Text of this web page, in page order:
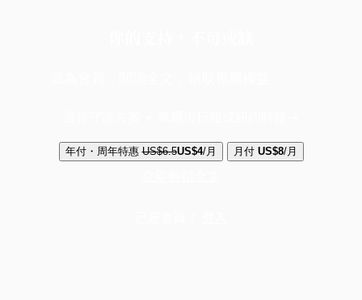
年付・周年特惠 US$6.5US$4/月 月付 US$8/月